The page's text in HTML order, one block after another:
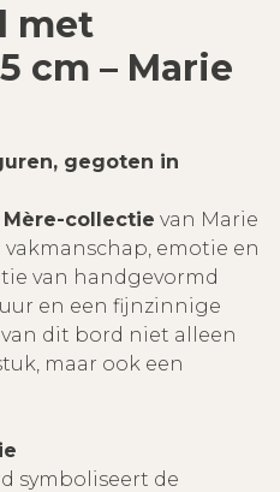
met
cm – Marie
gegoten in
Mère-collectie van Marie
emotie en
van handgevormd
en een fijnzinnige
dit bord niet alleen
maar ook een
symboliseert de